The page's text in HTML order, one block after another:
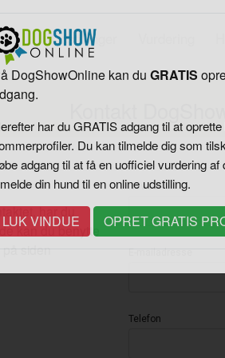
til
DogShowOnline kan duGRATIS
har du GRATIS adgang til at oprette
Du kan tilmelde dig som
købe adgang til at få en uofficiel vurdering af
din hund til en online udstilling.
Udstillinger
har du
kan du benytte
siden
Navn
E-mailadresse
Telefon